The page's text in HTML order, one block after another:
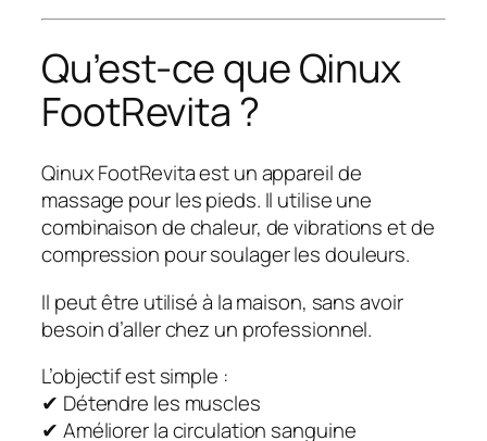
Qu’est-ce que Qinux
FootRevita ?
Qinux FootRevita est un appareil de
massage pour les pieds. Il utilise une
combinaison de chaleur, de vibrations et de
compression pour soulager les douleurs.
Il peut être utilisé à la maison, sans avoir
besoin d’aller chez un professionnel.
L’objectif est simple :
✔ Détendre les muscles
✔ Améliorer la circulation sanguine